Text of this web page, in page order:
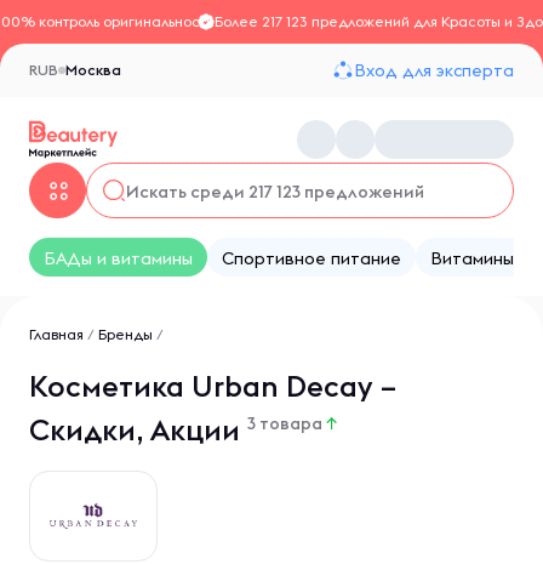
контроль оригинальностиБолее 217 123 предложений для Красоты и
Москва
RUB Вход для эксперта
БАДы и витамины Спортивное питание Витамины
Главная / Бренды /
Косметика Urban Decay –
Скидки, Акции 3 товара ↑